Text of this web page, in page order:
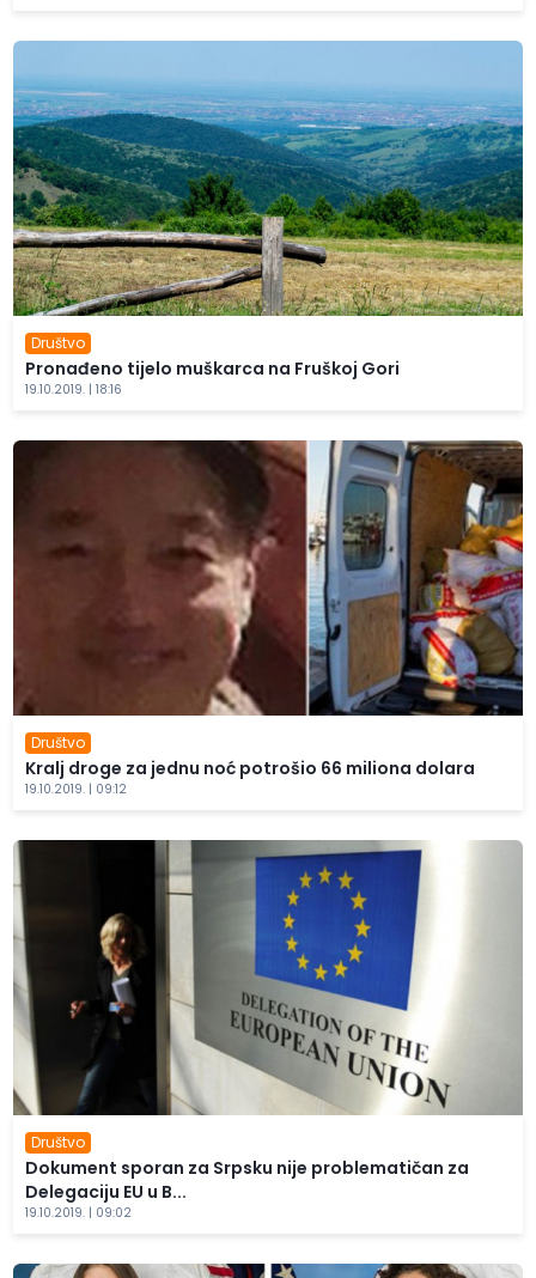
Društvo
Pronađeno tijelo muškarca na Fruškoj Gori
19.10.2019. | 18:16
Društvo
Kralj droge za jednu noć potrošio 66 miliona dolara
19.10.2019. | 09:12
Društvo
Dokument sporan za Srpsku nije problematičan za
Delegaciju EU u B...
19.10.2019. | 09:02